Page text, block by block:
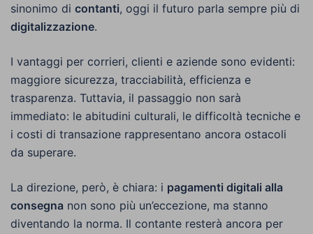
sinonimo di contanti, oggi il futuro parla sempre più di
digitalizzazione.
I vantaggi per corrieri, clienti e aziende sono evidenti:
maggiore sicurezza, tracciabilità, efficienza e
trasparenza. Tuttavia, il passaggio non sarà
immediato: le abitudini culturali, le difficoltà tecniche e
i costi di transazione rappresentano ancora ostacoli
da superare.
La direzione, però, è chiara: i pagamenti digitali alla
consegna non sono più un’eccezione, ma stanno
diventando la norma. Il contante resterà ancora per